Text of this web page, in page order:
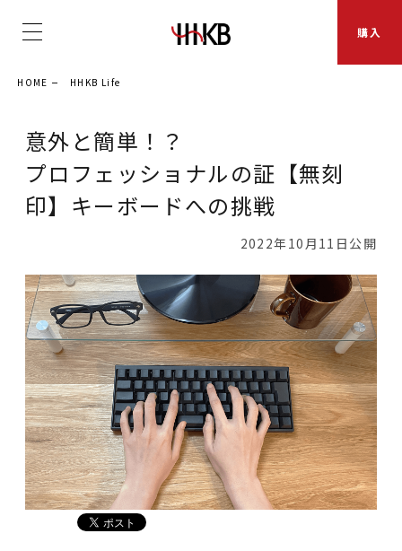
購入
HOME HHKB Life
意外と簡単！？
プロフェッショナルの証【無刻
印】キーボードへの挑戦
2022年10月11日公開